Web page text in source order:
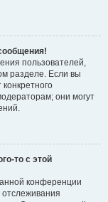
пользователей,
разделе. Если вы
они могут
то с этой
конференции